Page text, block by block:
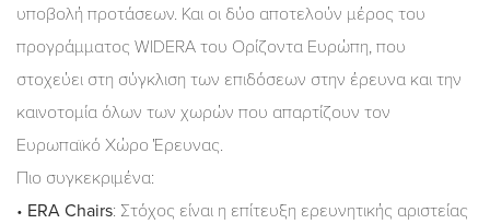
υποβολή προτάσεων. Και οι δύο αποτελούν μέρος του
προγράμματος WIDERA του Ορίζοντα Ευρώπη, που
στοχεύει στη σύγκλιση των επιδόσεων στην έρευνα και την
καινοτομία όλων των χωρών που απαρτίζουν τον
Ευρωπαϊκό Χώρο Έρευνας.
Πιο συγκεκριμένα:
• ERA Chairs: Στόχος είναι η επίτευξη ερευνητικής αριστείας